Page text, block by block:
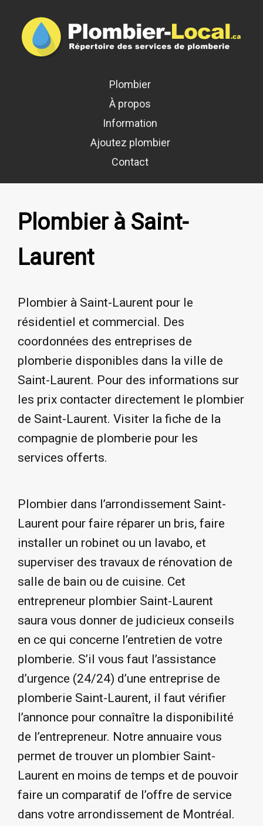
Plombier
À propos
Information
Ajoutez plombier
Contact
Plombier à Saint-
Laurent
Plombier à Saint-Laurent pour le
résidentiel et commercial. Des
coordonnées des entreprises de
plomberie disponibles dans la ville de
Saint-Laurent. Pour des informations sur
les prix contacter directement le plombier
de Saint-Laurent. Visiter la fiche de la
compagnie de plomberie pour les
services offerts.
Plombier dans l’arrondissement Saint-
Laurent pour faire réparer un bris, faire
installer un robinet ou un lavabo, et
superviser des travaux de rénovation de
salle de bain ou de cuisine. Cet
entrepreneur plombier Saint-Laurent
saura vous donner de judicieux conseils
en ce qui concerne l’entretien de votre
plomberie. S’il vous faut l’assistance
d’urgence (24/24) d’une entreprise de
plomberie Saint-Laurent, il faut vérifier
l’annonce pour connaître la disponibilité
de l’entrepreneur. Notre annuaire vous
permet de trouver un plombier Saint-
Laurent en moins de temps et de pouvoir
faire un comparatif de l’offre de service
dans votre arrondissement de Montréal.